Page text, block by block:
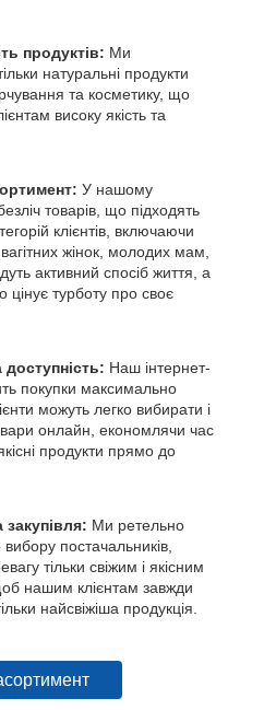
продуктів: Ми
натуральні продукти
та косметику, що
високу якість та
У нашому
товарів, що підходять
клієнтів, включаючи
жінок, молодих мам,
активний спосіб життя, а
цінує турботу про своє
доступність: Наш інтернет-
покупки максимально
можуть легко вибирати і
онлайн, економлячи час
продукти прямо до
Ми ретельно
постачальників,
тільки свіжим і якісним
нашим клієнтам завжди
найсвіжіша продукція.